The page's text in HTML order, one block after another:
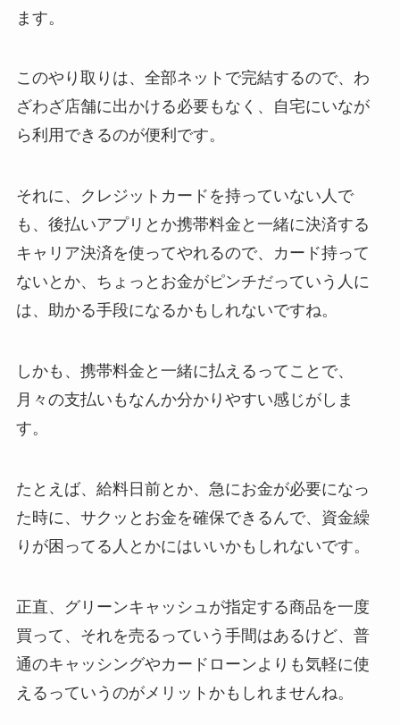
ます。
このやり取りは、全部ネットで完結するので、わ
ざわざ店舗に出かける必要もなく、自宅にいなが
ら利用できるのが便利です。
それに、クレジットカードを持っていない人で
も、後払いアプリとか携帯料金と一緒に決済する
キャリア決済を使ってやれるので、カード持って
ないとか、ちょっとお金がピンチだっていう人に
は、助かる手段になるかもしれないですね。
しかも、携帯料金と一緒に払えるってことで、
月々の支払いもなんか分かりやすい感じがしま
す。
たとえば、給料日前とか、急にお金が必要になっ
た時に、サクッとお金を確保できるんで、資金繰
りが困ってる人とかにはいいかもしれないです。
正直、グリーンキャッシュが指定する商品を一度
買って、それを売るっていう手間はあるけど、普
通のキャッシングやカードローンよりも気軽に使
えるっていうのがメリットかもしれませんね。